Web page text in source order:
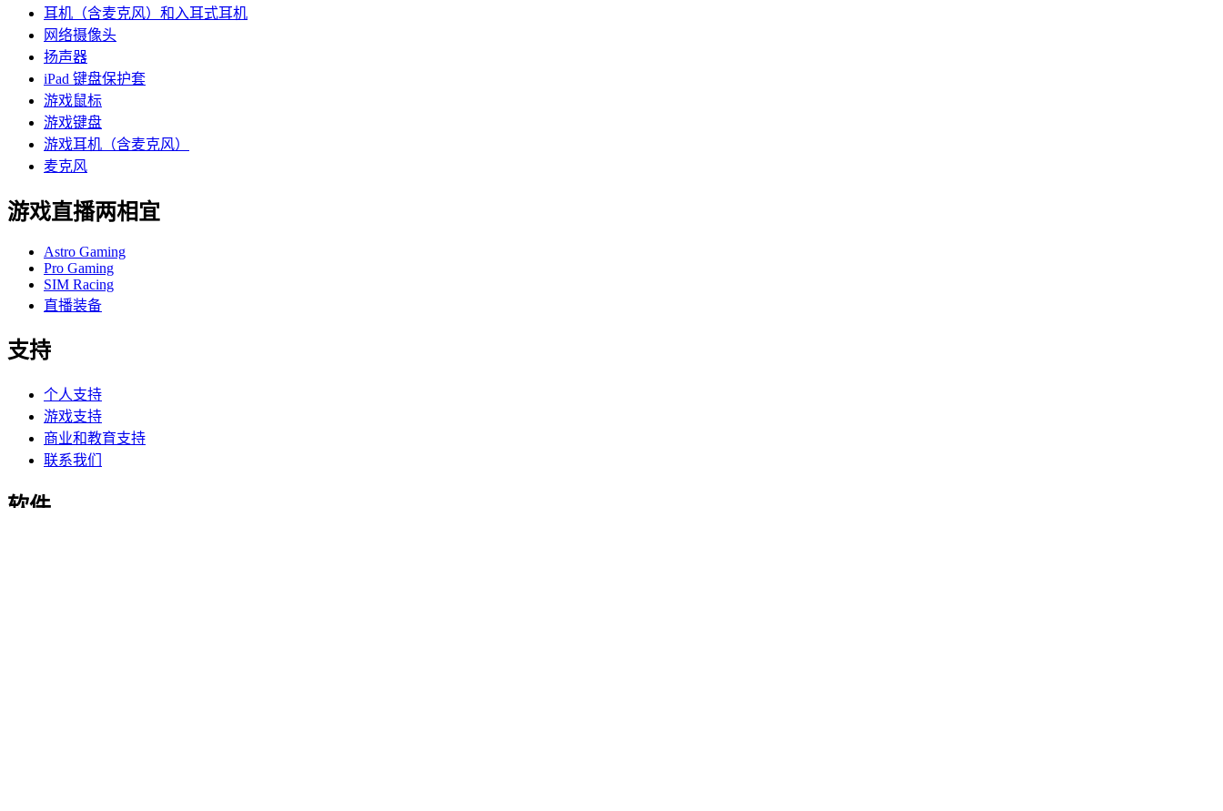
耳机（含麦克风）和入耳式耳机
网络摄像头
扬声器
iPad 键盘保护套
游戏鼠标
游戏键盘
游戏耳机（含麦克风）
麦克风
游戏直播两相宜
Astro Gaming
Pro Gaming
SIM Racing
直播装备
支持
个人支持
游戏支持
商业和教育支持
联系我们
软件